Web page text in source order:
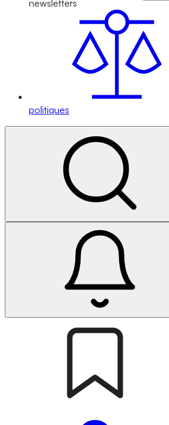
newsletters
politiques